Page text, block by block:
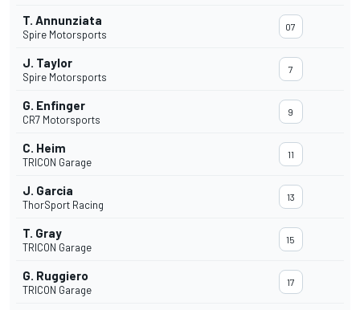
T. Annunziata
Spire Motorsports
07
J. Taylor
Spire Motorsports
7
G. Enfinger
CR7 Motorsports
9
C. Heim
TRICON Garage
11
J. Garcia
ThorSport Racing
13
T. Gray
TRICON Garage
15
G. Ruggiero
TRICON Garage
17